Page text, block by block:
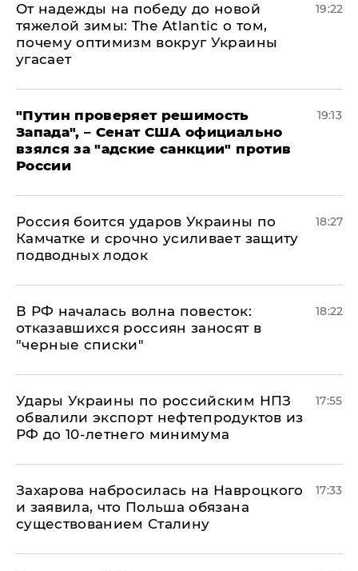
От надежды на победу до новой
тяжелой зимы: The Atlantic о том,
почему оптимизм вокруг Украины
угасает
19:22
"Путин проверяет решимость
Запада", – Сенат США официально
взялся за "адские санкции" против
России
19:13
Россия боится ударов Украины по
Камчатке и срочно усиливает защиту
подводных лодок
18:27
​В РФ началась волна повесток:
отказавшихся россиян заносят в
"черные списки"
18:22
Удары Украины по российским НПЗ
обвалили экспорт нефтепродуктов из
РФ до 10-летнего минимума
17:55
​Захарова набросилась на Навроцкого
и заявила, что Польша обязана
существованием Сталину
17:33